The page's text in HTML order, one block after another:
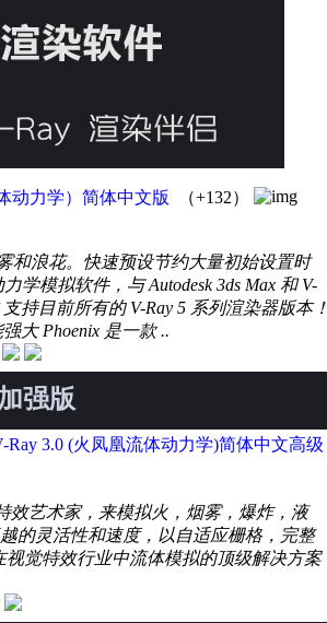
动力学）简体中文版
（+132）
和浪花。快速预设节约大量初始设置时
模拟软件，与 Autodesk 3ds Max 和 V-
持目前所有的 V-Ray 5 系列渲染器版本！
大 Phoenix 是一款 ..
强版
Ray 3.0 (火凤凰流体动力学)简体中文高级
艺术家，来模拟火，烟雾，爆炸，液
的灵活性和速度，以自适应栅格，完整
觉特效行业中流体模拟的顶级解决方案